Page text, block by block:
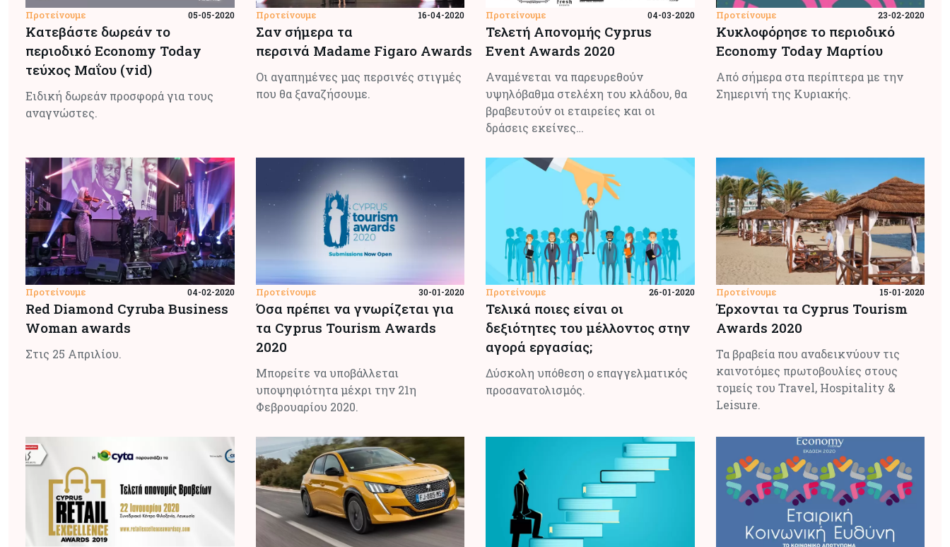
Προτείνουμε 05-05-2020
Κατεβάστε δωρεάν το
περιοδικό Economy Today
τεύχος Μαΐου (vid)
Ειδική δωρεάν προσφορά για τους
αναγνώστες.
Προτείνουμε 16-04-2020
Σαν σήμερα τα
περσινά Madame Figaro Awards
Οι αγαπημένες μας περσινές στιγμές
που θα ξαναζήσουμε.
Προτείνουμε 04-03-2020
Τελετή Απονομής Cyprus
Event Awards 2020
Αναμένεται να παρευρεθούν
υψηλόβαθμα στελέχη του κλάδου, θα
βραβευτούν οι εταιρείες και οι
δράσεις εκείνες…
Προτείνουμε 23-02-2020
Κυκλοφόρησε το περιοδικό
Economy Today Μαρτίου
Από σήμερα στα περίπτερα με την
Σημερινή της Κυριακής.
Προτείνουμε 04-02-2020
Red Diamond Cyruba Business
Woman awards
Στις 25 Απριλίου.
Προτείνουμε 30-01-2020
Όσα πρέπει να γνωρίζεται για
τα Cyprus Tourism Awards
2020
Μπορείτε να υποβάλλεται
υποψηφιότητα μέχρι την 21η
Φεβρουαρίου 2020.
Προτείνουμε 26-01-2020
Τελικά ποιες είναι οι
δεξιότητες του μέλλοντος στην
αγορά εργασίας;
Δύσκολη υπόθεση ο επαγγελματικός
προσανατολισμός.
Προτείνουμε 15-01-2020
Έρχονται τα Cyprus Tourism
Awards 2020
Τα βραβεία που αναδεικνύουν τις
καινοτόμες πρωτοβουλίες στους
τομείς του Travel, Hospitality &
Leisure.